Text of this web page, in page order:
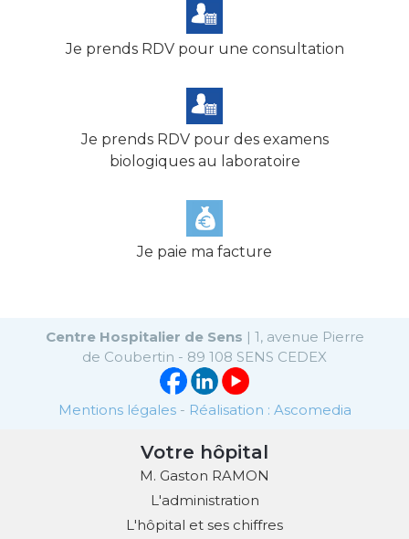
Je prends RDV pour une consultation
Je prends RDV pour des examens
biologiques au laboratoire
Je paie ma facture
Centre Hospitalier de Sens | 1, avenue Pierre
de Coubertin - 89 108 SENS CEDEX
Mentions légales- Réalisation : Ascomedia
Votre hôpital
M. Gaston RAMON
L'administration
L'hôpital et ses chiffres